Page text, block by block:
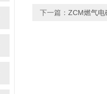
下一篇： ZCM燃气电